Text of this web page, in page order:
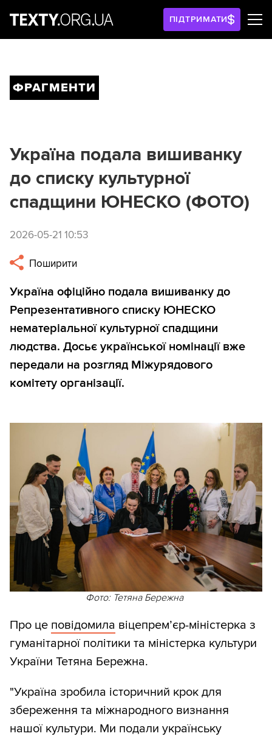
ПІДТРИМАТИ
ФРАГМЕНТИ
Україна подала вишиванку
до списку культурної
спадщини ЮНЕСКО (ФОТО)
2026-05-21 10:53
Поширити
Україна офіційно подала вишиванку до
Репрезентативного списку ЮНЕСКО
нематеріальної культурної спадщини
людства. Досьє української номінації вже
передали на розгляд Міжурядового
комітету організації.
Фото: Тетяна Бережна
Про це повідомила віцепрем’єр-міністерка з
гуманітарної політики та міністерка культури
України Тетяна Бережна.
"Україна зробила історичний крок для
збереження та міжнародного визнання
нашої культури. Ми подали українську